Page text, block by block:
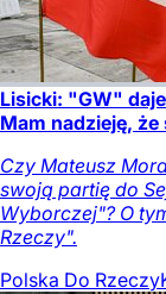
Lisicki: "GW"
Mam nadzieję, że
Czy Mateusz
swoją partię do
Wyborczej"? O
Rzeczy".
Polska Do Rzeczy